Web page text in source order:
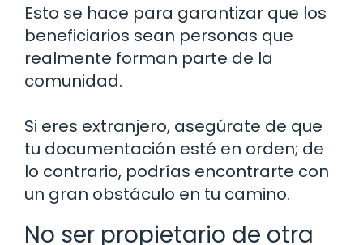
Esto se hace para garantizar que los
beneficiarios sean personas que
realmente forman parte de la
comunidad.
Si eres extranjero, asegúrate de que
tu documentación esté en orden; de
lo contrario, podrías encontrarte con
un gran obstáculo en tu camino.
No ser propietario de otra